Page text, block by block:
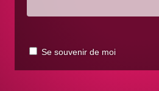
Se souvenir de moi